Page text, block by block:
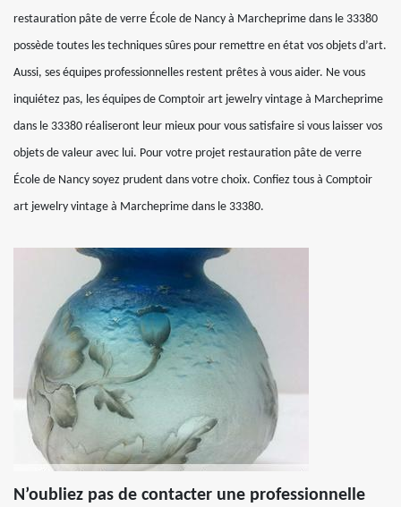
restauration pâte de verre École de Nancy à Marcheprime dans le 33380
possède toutes les techniques sûres pour remettre en état vos objets d’art.
Aussi, ses équipes professionnelles restent prêtes à vous aider. Ne vous
inquiétez pas, les équipes de Comptoir art jewelry vintage à Marcheprime
dans le 33380 réaliseront leur mieux pour vous satisfaire si vous laisser vos
objets de valeur avec lui. Pour votre projet restauration pâte de verre
École de Nancy soyez prudent dans votre choix. Confiez tous à Comptoir
art jewelry vintage à Marcheprime dans le 33380.
N’oubliez pas de contacter une professionnelle